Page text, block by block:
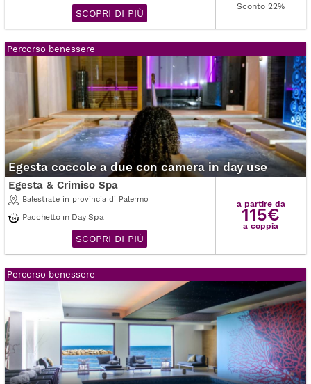
SCOPRI DI PIÙ
Sconto 22%
Percorso benessere
Egesta coccole a due con camera in day use
Egesta & Crimiso Spa
Balestrate in provincia di Palermo
Pacchetto in Day Spa
SCOPRI DI PIÙ
a partire da
115€
a coppia
Percorso benessere